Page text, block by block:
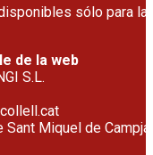
sólo para
de la web
S.L.
Sant Miquel de